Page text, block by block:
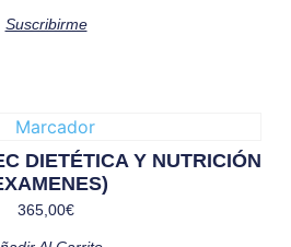
Suscribirme
DIETÉTICA Y NUTRICIÓN
365,00€